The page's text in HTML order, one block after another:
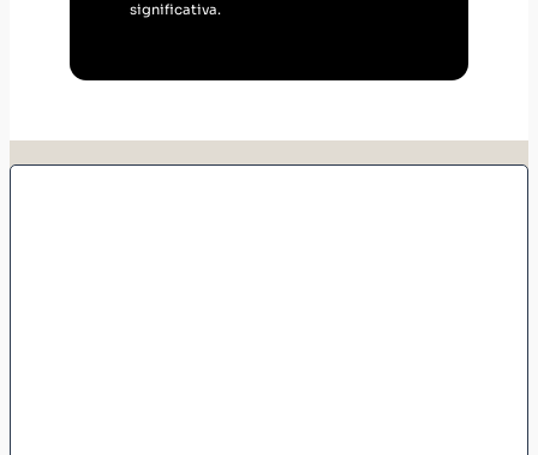
significativa.